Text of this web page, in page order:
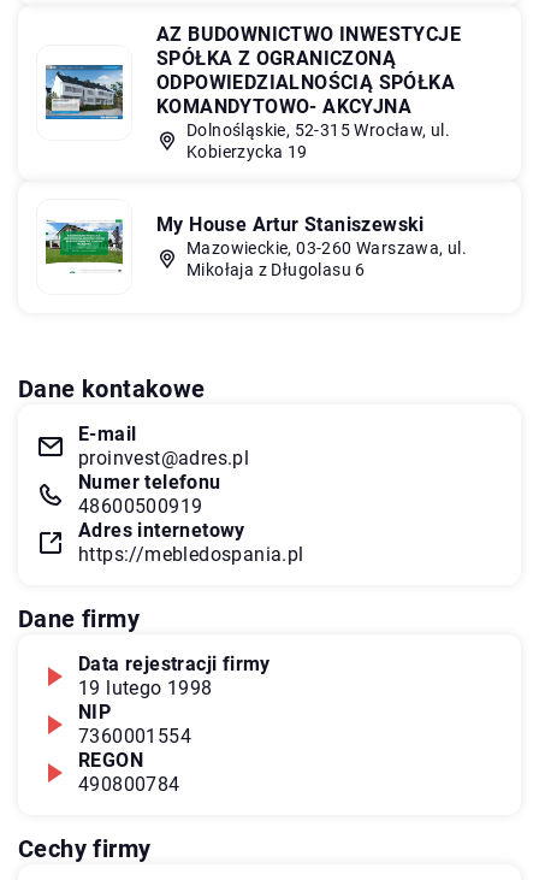
AZ BUDOWNICTWO INWESTYCJE
SPÓŁKA Z OGRANICZONĄ
ODPOWIEDZIALNOŚCIĄ SPÓŁKA
KOMANDYTOWO- AKCYJNA
Dolnośląskie, 52-315 Wrocław, ul.
Kobierzycka 19
My House Artur Staniszewski
Mazowieckie, 03-260 Warszawa, ul.
Mikołaja z Długolasu 6
Dane kontakowe
E-mail
proinvest@adres.pl
Numer telefonu
48600500919
Adres internetowy
https://mebledospania.pl
Dane firmy
Data rejestracji firmy
19 lutego 1998
NIP
7360001554
REGON
490800784
Cechy firmy